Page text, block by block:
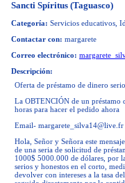
Sancti Spíritus (Taguasco)
Categoría: Servicios educativos,
Contactar con: margarete
Correo electrónico:
Descripción:
Oferta de préstamo de dinero
La OBTENCIÓN de un préstamo
horas para hacer el pedido ahora
Email- margarete_silva14@live.fr
Hola, Señor y Señora este
de una seria de solicitud de
1000$ 5000.000 de dólares, por
serios y honestos en el corto,
devolver con intereses a la tasa